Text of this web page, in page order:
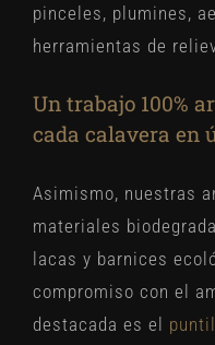
pinceles, plumines,
herramientas de
Un trabajo 100%
cada calavera en
Asimismo, nuestras
materiales
lacas y barnices
compromiso con el
destacada es el